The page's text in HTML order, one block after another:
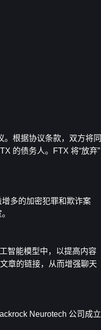
根据协议条款，双方将同
的债务人。FTX 将“放弃”
多的加密犯罪和欺诈案
智能模型中，以提高内容
章的链接，从而增强聊天
Neurotech 公司成立